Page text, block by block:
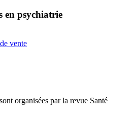
en psychiatrie
vente
organisées par la revue Santé